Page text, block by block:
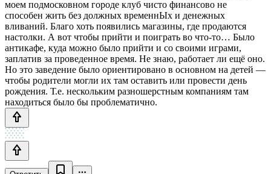
моем подмосковном городе клуб чисто финансово не
способен жить без должных временнЫх и денежных
вливаний. Благо хоть появились магазины, где продаются
настолки. А вот чтобы прийти и поиграть во что-то… Было
антикафе, куда можно было прийти и со своими играми,
заплатив за проведенное время. Не знаю, работает ли ещё оно.
Но это заведение было ориентировано в основном на детей —
чтобы родители могли их там оставить или провести день
рождения. Т.е. нескольким разношерстным компаниям там
находиться было бы проблематично.